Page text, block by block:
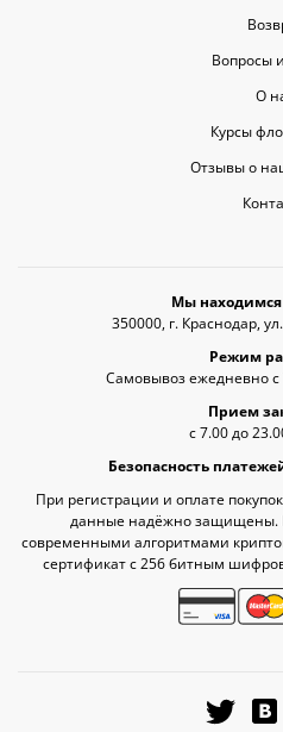
Вопросы
О
Курсы
Отзывы о
Мы находимся
350000, г. Краснодар,
Режим
Самовывоз ежедневно
Прием
с 7.00 до
Безопасность
При регистрации и оплате
данные надёжно
современными алгоритмами
сертификат c 256 битным